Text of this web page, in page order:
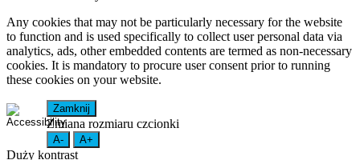
Any cookies that may not be particularly necessary for the website
to function and is used specifically to collect user personal data via
analytics, ads, other embedded contents are termed as non-necessary
cookies. It is mandatory to procure user consent prior to running
these cookies on your website.
Zamknij
Zmiana rozmiaru czcionki
A- A+
Duży kontrast